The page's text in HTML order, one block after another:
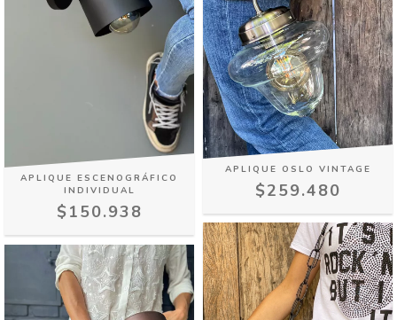
APLIQUE ESCENOGRÁFICO
INDIVIDUAL
$150.938
APLIQUE OSLO VINTAGE
$259.480